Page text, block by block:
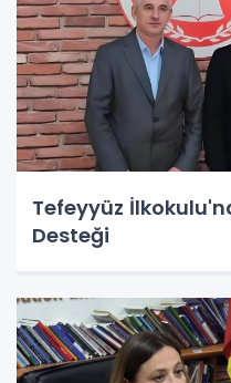
Tefeyyüz
Desteği